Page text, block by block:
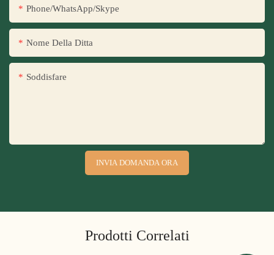
Phone/WhatsApp/Skype
Nome Della Ditta
Soddisfare
INVIA DOMANDA ORA
Prodotti Correlati